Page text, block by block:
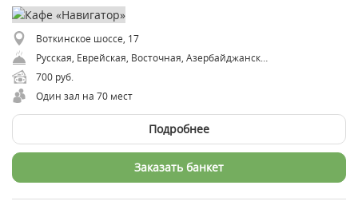
Воткинское шоссе, 17
​Русская, ​Еврейская, Восточная, Азербайджанская
700 руб.
Один зал на 70 мест
Подробнее
Заказать банкет